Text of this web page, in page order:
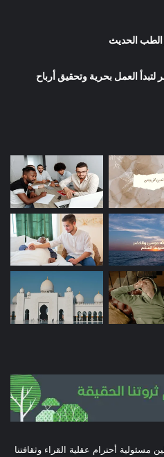
الطب الحديث
حر لتبدأ العمل بحرية وتحقيق أرباح
مسئولية أحترام عقلية القراء وثقافتنا